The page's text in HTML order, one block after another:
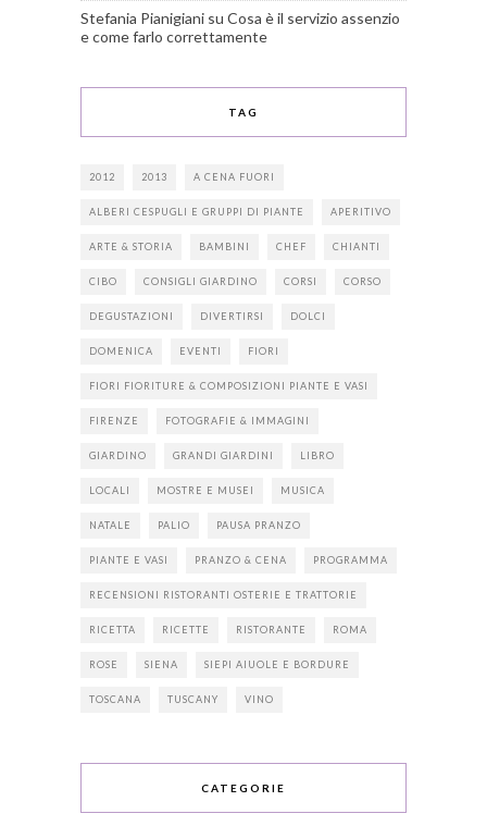
Stefania Pianigiani su Cosa è il servizio assenzio
e come farlo correttamente
TAG
2012 2013 A CENA FUORI
ALBERI CESPUGLI E GRUPPI DI PIANTE APERITIVO
ARTE & STORIA BAMBINI CHEF CHIANTI
CIBO CONSIGLI GIARDINO CORSI CORSO
DEGUSTAZIONI DIVERTIRSI DOLCI
DOMENICA EVENTI FIORI
FIORI FIORITURE & COMPOSIZIONI PIANTE E VASI
FIRENZE FOTOGRAFIE & IMMAGINI
GIARDINO GRANDI GIARDINI LIBRO
LOCALI MOSTRE E MUSEI MUSICA
NATALE PALIO PAUSA PRANZO
PIANTE E VASI PRANZO & CENA PROGRAMMA
RECENSIONI RISTORANTI OSTERIE E TRATTORIE
RICETTA RICETTE RISTORANTE ROMA
ROSE SIENA SIEPI AIUOLE E BORDURE
TOSCANA TUSCANY VINO
CATEGORIE